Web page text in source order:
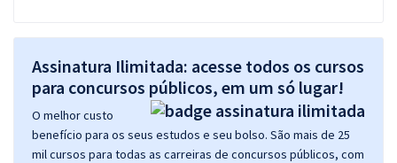
Assinatura Ilimitada: acesse todos os cursos
para concursos públicos, em um só lugar!
O melhor custo
benefício para os seus estudos e seu bolso. São mais de 25
mil cursos para todas as carreiras de concursos públicos, com